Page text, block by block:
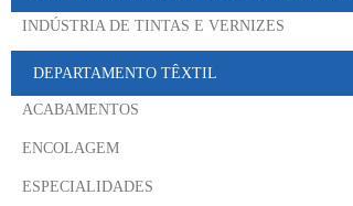
INDÚSTRIA DE TINTAS E VERNIZES
DEPARTAMENTO TÊXTIL
ACABAMENTOS
ENCOLAGEM
ESPECIALIDADES